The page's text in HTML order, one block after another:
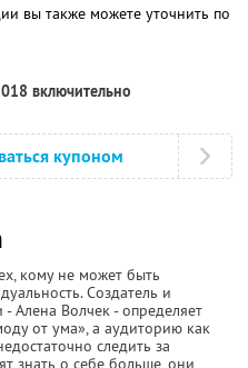
вы также можете уточнить по
включительно
купоном
кому не может быть
Создатель и
Алена Волчек - определяет
от ума», а аудиторию как
следить за
знать о себе больше, они